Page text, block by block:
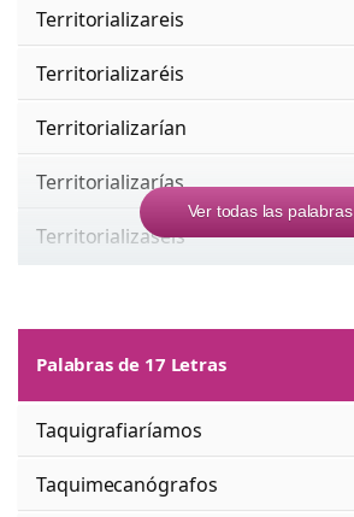
Territorializareis
Territorializaréis
Territorializarían
Territorializarías
Territorializaseis
Ver todas las palabras
Palabras de 17 Letras
Taquigrafiaríamos
Taquimecanógrafos